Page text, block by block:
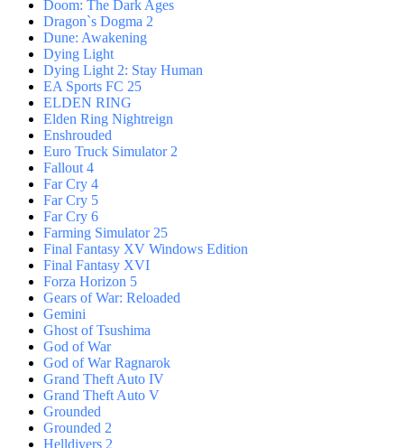
Doom: The Dark Ages
Dragon`s Dogma 2
Dune: Awakening
Dying Light
Dying Light 2: Stay Human
EA Sports FC 25
ELDEN RING
Elden Ring Nightreign
Enshrouded
Euro Truck Simulator 2
Fallout 4
Far Cry 4
Far Cry 5
Far Cry 6
Farming Simulator 25
Final Fantasy XV Windows Edition
Final Fantasy XVI
Forza Horizon 5
Gears of War: Reloaded
Gemini
Ghost of Tsushima
God of War
God of War Ragnarok
Grand Theft Auto IV
Grand Theft Auto V
Grounded
Grounded 2
Helldivers 2